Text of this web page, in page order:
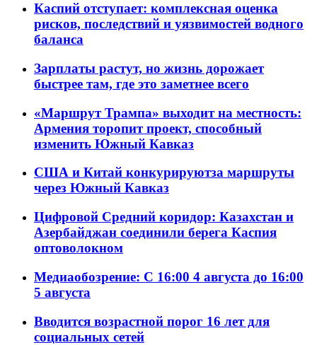
Каспий отступает: комплексная оценка
рисков, последствий и уязвимостей водного
баланса
Зарплаты растут, но жизнь дорожает
быстрее там, где это заметнее всего
«Маршрут Трампа» выходит на местность:
Армения торопит проект, способный
изменить Южный Кавказ
США и Китай конкурируютза маршруты
через Южный Кавказ
Цифровой Средний коридор: Казахстан и
Азербайджан соединили берега Каспия
оптоволокном
Медиаобозрение: С 16:00 4 августа до 16:00
5 августа
Вводится возрастной порог 16 лет для
социальных сетей